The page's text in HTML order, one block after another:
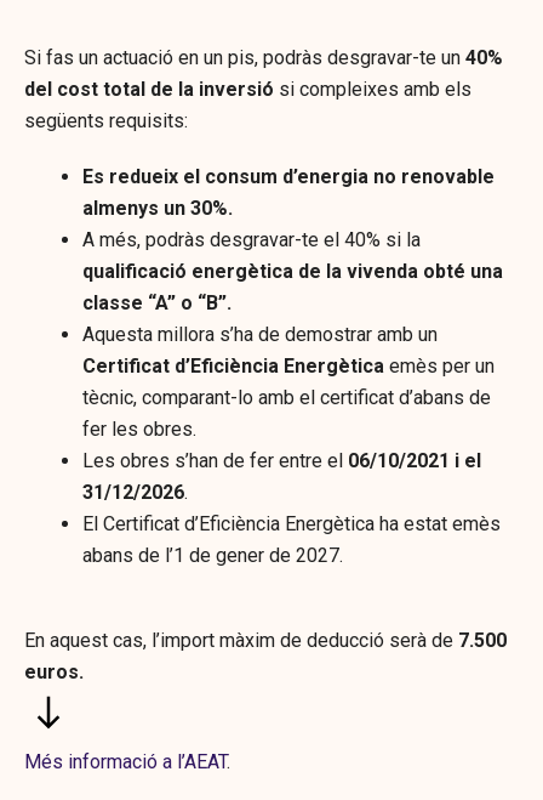
Si fas un actuació en un pis, podràs desgravar-te un 40%
del cost total de la inversió si compleixes amb els
següents requisits:
Es redueix el consum d’energia no renovable
almenys un 30%.
A més, podràs desgravar-te el 40% si la
qualificació energètica de la vivenda obté una
classe “A” o “B”.
Aquesta millora s’ha de demostrar amb un
Certificat d’Eficiència Energètica emès per un
tècnic, comparant-lo amb el certificat d’abans de
fer les obres.
Les obres s’han de fer entre el 06/10/2021 i el
31/12/2026.
El Certificat d’Eficiència Energètica ha estat emès
abans de l’1 de gener de 2027.
En aquest cas, l’import màxim de deducció serà de 7.500
euros.
Més informació a l’AEAT.